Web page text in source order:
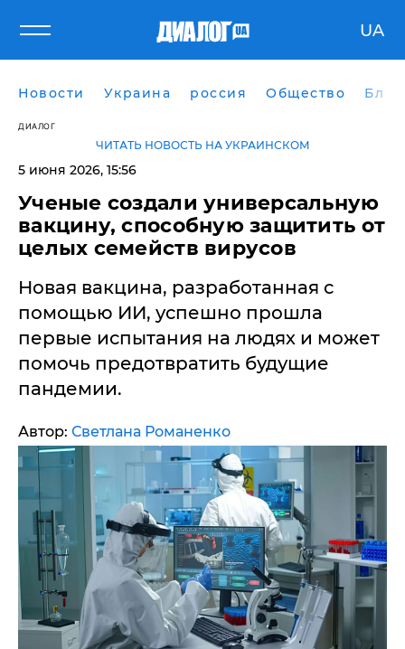
UA
Новости Украина россия Общество
ДИАЛОГ
ЧИТАТЬ НОВОСТЬ НА УКРАИНСКОМ
5 июня 2026, 15:56
Ученые создали универсальную
вакцину, способную защитить от
целых семейств вирусов
Новая вакцина, разработанная с
помощью ИИ, успешно прошла
первые испытания на людях и может
помочь предотвратить будущие
пандемии.
Автор: Светлана Романенко